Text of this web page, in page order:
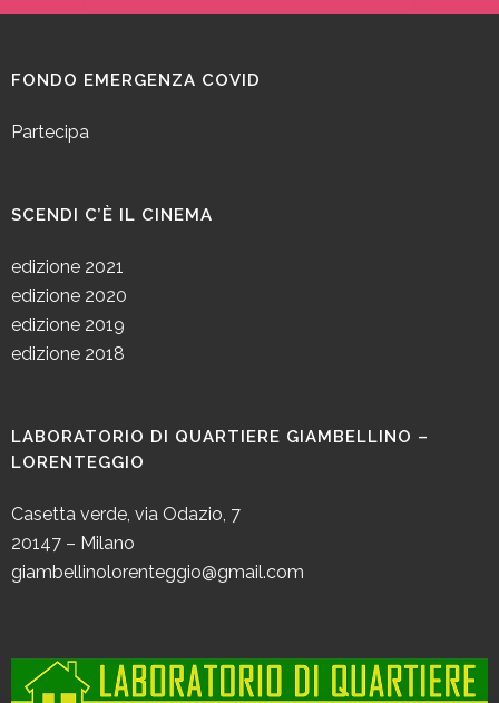
FONDO EMERGENZA COVID
Partecipa
SCENDI C’È IL CINEMA
edizione 2021
edizione 2020
edizione 2019
edizione 2018
LABORATORIO DI QUARTIERE GIAMBELLINO –
LORENTEGGIO
Casetta verde, via Odazio, 7
20147 – Milano
giambellinolorenteggio@gmail.com